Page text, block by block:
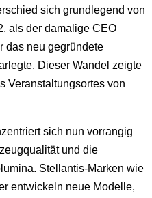
sich grundlegend von
als der damalige CEO
das neu gegründete
Dieser Wandel zeigte
Veranstaltungsortes von
sich nun vorrangig
und die
Stellantis-Marken wie
entwickeln neue Modelle,